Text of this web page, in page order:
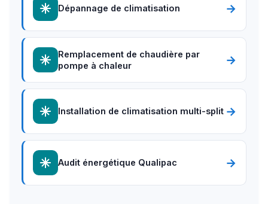
Dépannage de climatisation →
Remplacement de chaudière par
pompe à chaleur
→
Installation de climatisation multi-split →
Audit énergétique Qualipac →